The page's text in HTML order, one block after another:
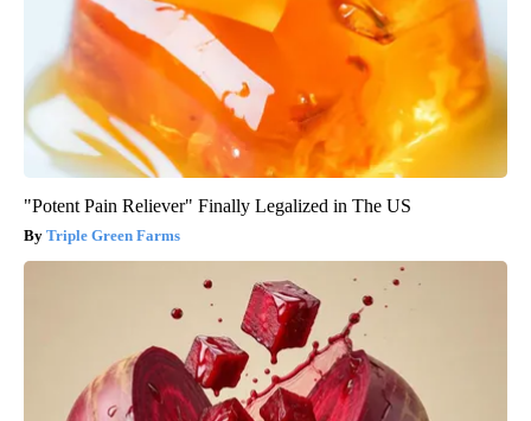
"Potent Pain Reliever" Finally Legalized in The US
Triple Green Farms